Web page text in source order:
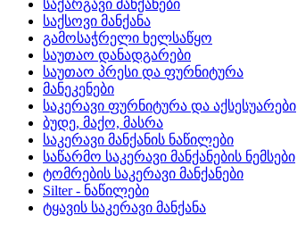
საქარგავი მანქანები
საქსოვი მანქანა
გამოსაჭრელი ხელსაწყო
საუთაო დანადგარები
საუთაო პრესი და ფურნიტურა
მანეკენები
საკერავი ფურნიტურა და აქსესუარები
ბუდე, მაქო, მასრა
საკერავი მანქანის ნაწილები
საწარმო საკერავი მანქანების ნემსები
ტომრების საკერავი მანქანები
Silter - ნაწილები
ტყავის საკერავი მანქანა